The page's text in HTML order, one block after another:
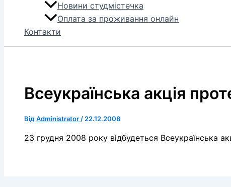
Новини студмістечка
Оплата за проживання онлайн
Контакти
Всеукраїнська акція
Від Administrator / 22.12.2008
23 грудня 2008 року відбудеться Всеукраїнська